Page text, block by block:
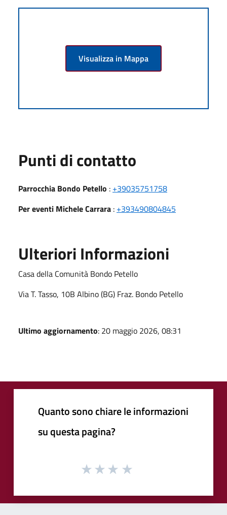
Visualizza in Mappa
Punti di contatto
Parrocchia Bondo Petello : +39035751758
Per eventi Michele Carrara : +393490804845
Ulteriori Informazioni
Casa della Comunità Bondo Petello
Via T. Tasso, 10B Albino (BG) Fraz. Bondo Petello
Ultimo aggiornamento: 20 maggio 2026, 08:31
Quanto sono chiare le informazioni
su questa pagina?